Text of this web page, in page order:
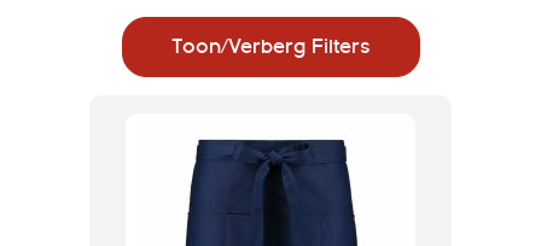
Toon/Verberg Filters